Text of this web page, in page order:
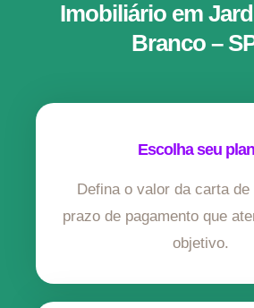
Imobiliário em
Branco –
Escolha seu
Defina o valor da carta
prazo de pagamento que
objetivo.